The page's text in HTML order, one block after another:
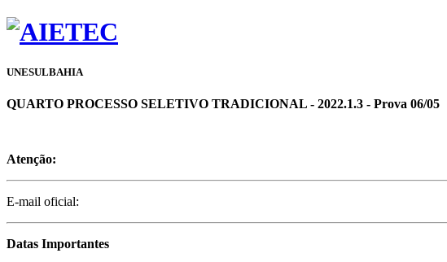
UNESULBAHIA
QUARTO PROCESSO SELETIVO TRADICIONAL - 2022.1.3 - Prova 06/05
Atenção:
E-mail oficial:
Datas Importantes